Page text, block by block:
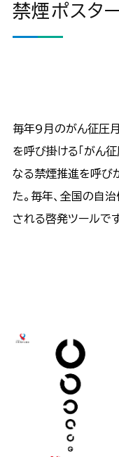
禁煙ポスタ
毎年9月のがん征圧
を呼び掛ける「がん
なる禁煙推進を呼び
た。毎年、全国の自
される啓発ツールで